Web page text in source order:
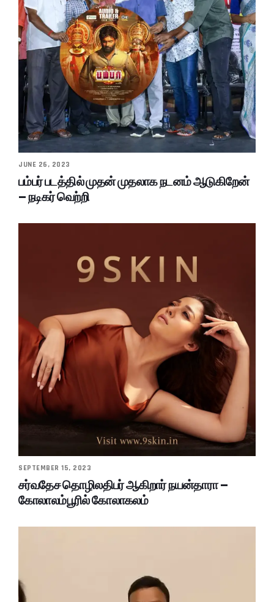
JUNE 26, 2023
பம்பர் படத்தில் முதன் முதலாக நடனம் ஆடுகிறேன்
– நடிகர் வெற்றி
SEPTEMBER 15, 2023
சர்வதேச தொழிலதிபர் ஆகிறார் நயன்தாரா –
கோலாலம்பூரில் கோலாகலம்